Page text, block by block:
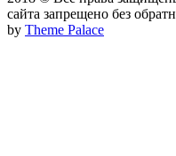
сайта запрещено без
by Theme Palace